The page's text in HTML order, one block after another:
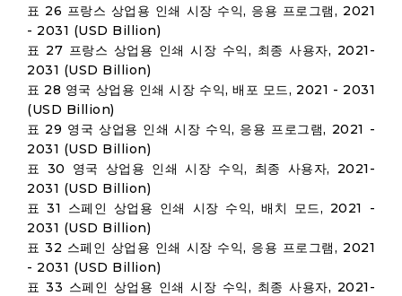
표 26 프랑스 상업용 인쇄 시장 수익, 응용 프로그램, 2021
- 2031 (USD Billion)
표 27 프랑스 상업용 인쇄 시장 수익, 최종 사용자, 2021-
2031 (USD Billion)
표 28 영국 상업용 인쇄 시장 수익, 배포 모드, 2021 - 2031
(USD Billion)
표 29 영국 상업용 인쇄 시장 수익, 응용 프로그램, 2021 -
2031 (USD Billion)
표 30 영국 상업용 인쇄 시장 수익, 최종 사용자, 2021-
2031 (USD Billion)
표 31 스페인 상업용 인쇄 시장 수익, 배치 모드, 2021 -
2031 (USD Billion)
표 32 스페인 상업용 인쇄 시장 수익, 응용 프로그램, 2021
- 2031 (USD Billion)
표 33 스페인 상업용 인쇄 시장 수익, 최종 사용자, 2021-